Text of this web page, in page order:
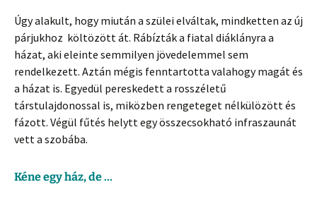
Úgy alakult, hogy miután a szülei elváltak, mindketten az új
párjukhoz költözött át. Rábízták a fiatal diáklányra a
házat, aki eleinte semmilyen jövedelemmel sem
rendelkezett. Aztán mégis fenntartotta valahogy magát és
a házat is. Egyedül pereskedett a rosszéletű
társtulajdonossal is, miközben rengeteget nélkülözött és
fázott. Végül fűtés helytt egy összecsokható infraszaunát
vett a szobába.
Kéne egy ház, de …